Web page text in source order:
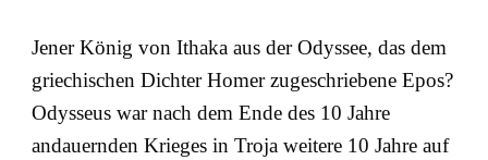
Jener König von Ithaka aus der Odyssee, das dem
griechischen Dichter Homer zugeschriebene Epos?
Odysseus war nach dem Ende des 10 Jahre
andauernden Krieges in Troja weitere 10 Jahre auf